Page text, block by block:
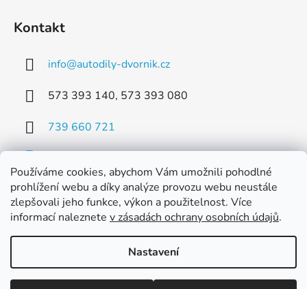
Používáme cookies, abychom Vám umožnili pohodlné
prohlížení webu a díky analýze provozu webu neustále
zlepšovali jeho funkce, výkon a použitelnost. Více
informací naleznete v zásadách ochrany osobních údajů.
Nastavení
Kontakt
info@autodily-dvornik.cz
573 393 140, 573 393 080
739 660 721
Facebook
Vytvořil Shoptet